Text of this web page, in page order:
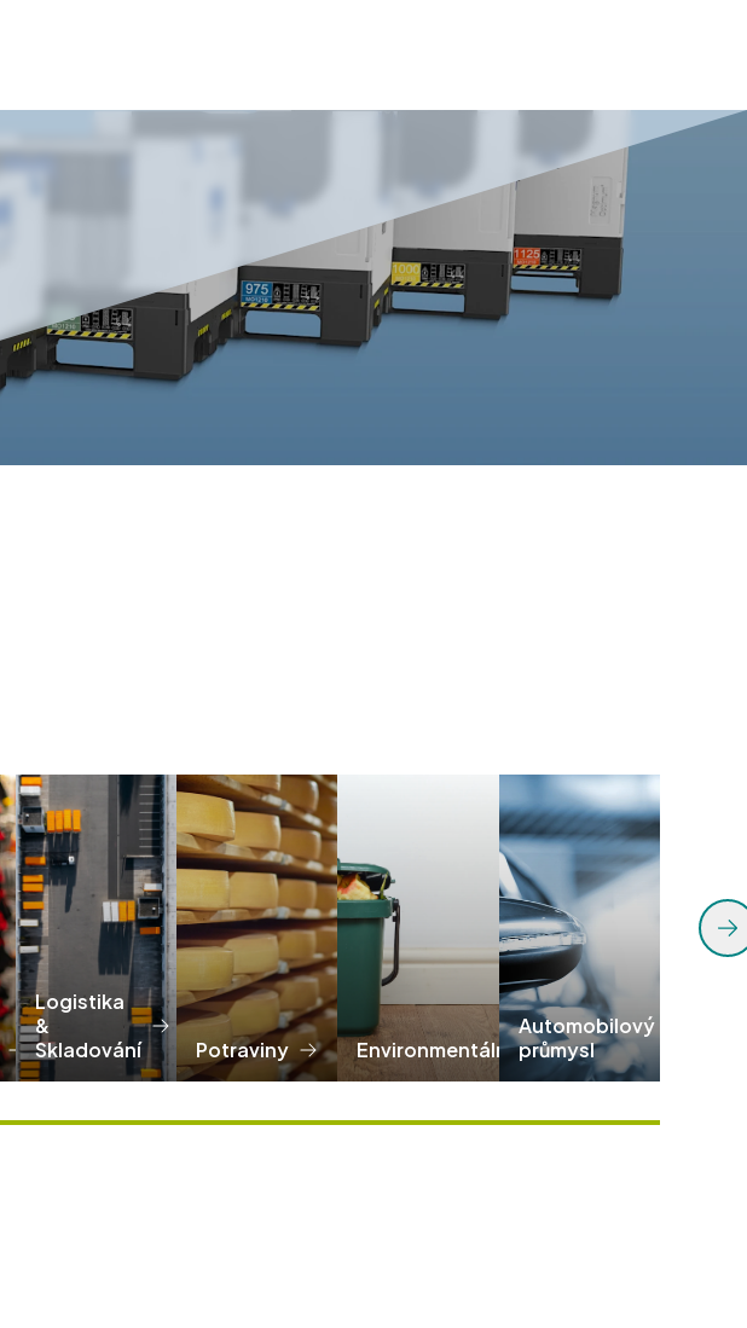
Logistika
&
Skladování
Potraviny Environmentální
Automobilový
průmysl